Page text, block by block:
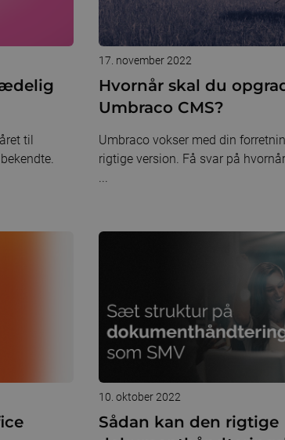
til
17. november 2022
Hvornår skal du
Umbraco CMS?
Umbraco vokser med din
rigtige version. Få svar på
10. oktober 2022
Sådan kan den rigtige